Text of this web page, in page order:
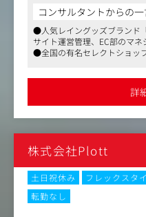
かの戦略立案の具体化と
ただく予定です。
また売上拡大により人員
ECサイトメンバーのマネ
ーム全体の育成・マネジ
・EC全体の販売計画に対す
・EC集客施策の具体化、
・MD計画にあわせた商品
・業務効率化の為のシステ
・広告代理店やデザイン
コンサルタントからの
●人気レイングッズブランド
サイト運営管理、EC部のマネ
●全国の有名セレクトショッ
詳
株式会社Plott
土日祝休み フレックスタ
転勤なし